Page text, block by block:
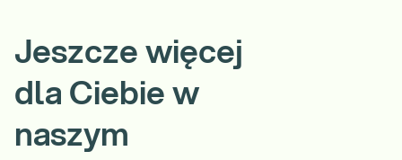
Jeszcze więcej
dla Ciebie w
naszym